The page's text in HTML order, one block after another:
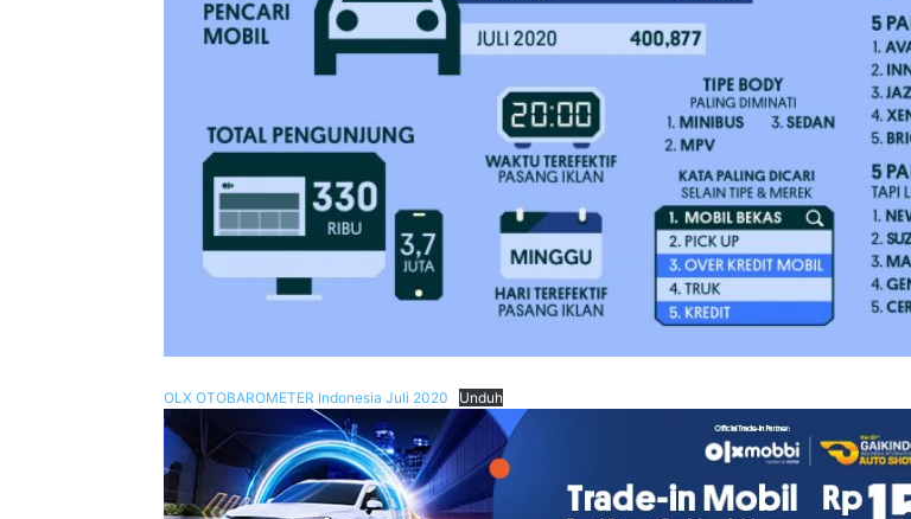
OLX OTOBAROMETER Indonesia Juli 2020 Unduh